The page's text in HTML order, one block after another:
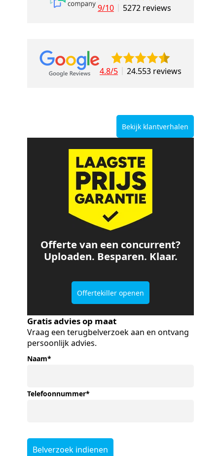
9/10 5272 reviews
4.8/5 24.553 reviews
Bekijk klantverhalen
Offerte van een concurrent?
Uploaden. Besparen. Klaar.
Offertekiller openen
Gratis advies op maat
Vraag een terugbelverzoek aan en ontvang
persoonlijk advies.
Naam*
Telefoonnummer*
Belverzoek indienen